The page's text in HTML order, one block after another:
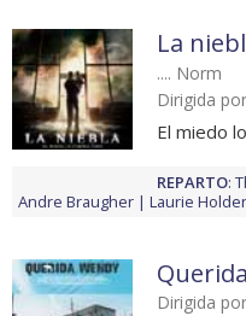
La
.... Norm
Dirigida por
El miedo
REPARTO:
Andre Braugher
Laurie
Dirigida por